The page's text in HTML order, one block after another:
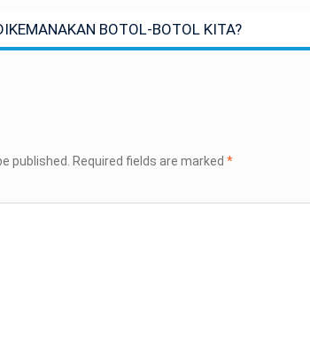
BOTOL-BOTOL KITA?
published. Required fields are marked *